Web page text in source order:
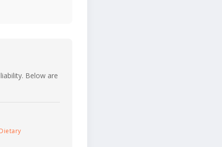
Below are